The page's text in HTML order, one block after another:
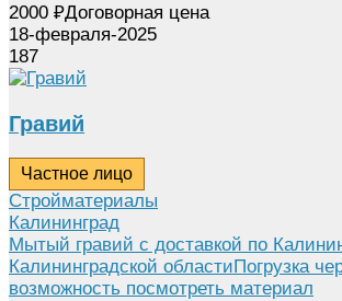
2000 ₽Договорная цена
18-февраля-2025
187
Гравий
Частное лицо
Стройматериалы
Калининград
Мытый гравий с доставкой по
Калининградской областиПогрузка
возможность посмотреть материал